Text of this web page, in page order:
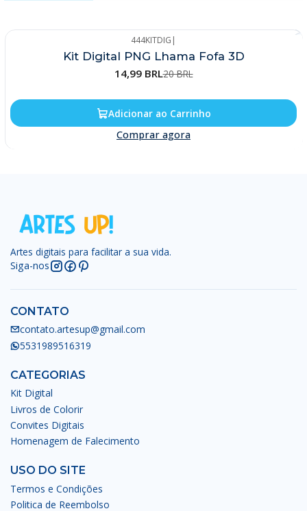
444KITDIG |
Kit Digital PNG Lhama Fofa 3D
14,99 BRL20 BRL
Adicionar ao Carrinho
Comprar agora
Artes digitais para facilitar a sua vida.
Siga-nos
CONTATO
contato.artesup@gmail.com
5531989516319
CATEGORIAS
Kit Digital
Livros de Colorir
Convites Digitais
Homenagem de Falecimento
USO DO SITE
Termos e Condições
Politica de Reembolso